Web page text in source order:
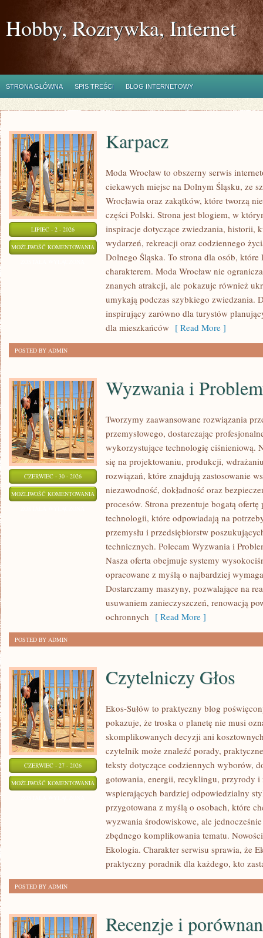
Hobby, Rozrywka, Internet
STRONA GŁÓWNA SPIS TREŚCI BLOG INTERNETOWY
LIPIEC - 2 - 2026
MOŻLIWOŚĆ KOMENTOWANIA KARPACZ
Karpacz
Moda Wrocław to obszerny serwis
ciekawych miejsc na Dolnym Śląsku, ze
Wrocławia oraz zakątków, które tworzą
części Polski. Strona jest blogiem, w
inspiracje dotyczące zwiedzania, historii,
wydarzeń, rekreacji oraz codziennego
Dolnego Śląska. To strona dla osób,
charakterem. Moda Wrocław nie
znanych atrakcji, ale pokazuje również
umykają podczas szybkiego zwiedzania.
inspirujący zarówno dla turystów
dla mieszkańców [ Read More ]
POSTED BY ADMIN
CZERWIEC - 30 - 2026
MOŻLIWOŚĆ KOMENTOWANIA WYZWANIA
PROBLEMY
BRANŻY
Wyzwania i
Tworzymy zaawansowane rozwiązania
przemysłowego, dostarczając
wykorzystujące technologię ciśnieniową.
się na projektowaniu, produkcji,
rozwiązań, które znajdują zastosowanie
niezawodność, dokładność oraz
procesów. Strona prezentuje bogatą ofertę
technologii, które odpowiadają na
przemysłu i przedsiębiorstw
technicznych. Polecam Wyzwania i
Nasza oferta obejmuje systemy
opracowane z myślą o najbardziej
Dostarczamy maszyny, pozwalające na
usuwaniem zanieczyszczeń, renowacją
ochronnych [ Read More ]
POSTED BY ADMIN
CZERWIEC - 27 - 2026
MOŻLIWOŚĆ KOMENTOWANIA CZYTELNICZY
GŁOS
Czytelniczy Głos
Ekos-Sułów to praktyczny blog
pokazuje, że troska o planetę nie musi
skomplikowanych decyzji ani
czytelnik może znaleźć porady,
teksty dotyczące codziennych wyborów,
gotowania, energii, recyklingu, przyrody i
wspierających bardziej odpowiedzialny
przygotowana z myślą o osobach, które
wyzwania środowiskowe, ale
zbędnego komplikowania tematu.
Ekologia. Charakter serwisu sprawia, że
praktyczny poradnik dla każdego, kto
POSTED BY ADMIN
Recenzje i